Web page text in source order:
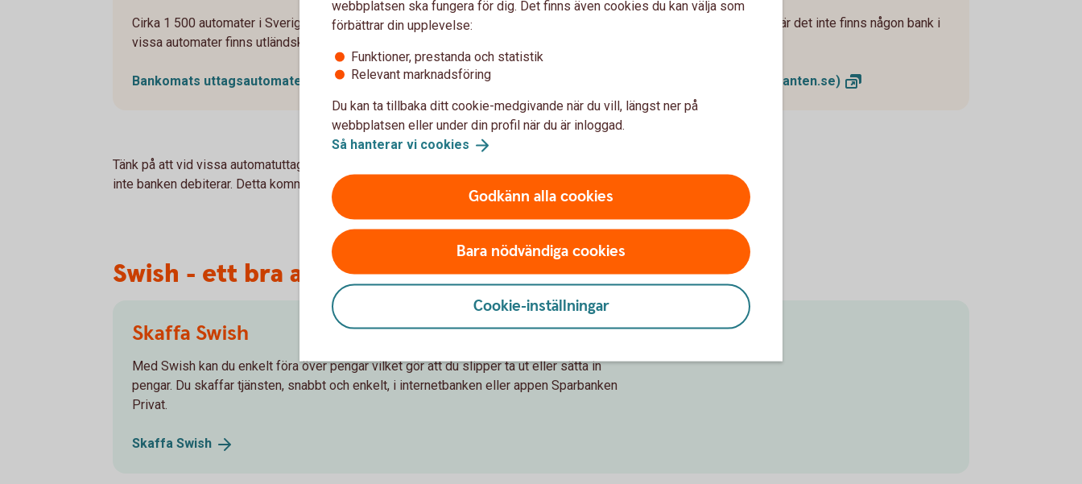
Cirka 1 500 automater i Sverige för dig som är privatkund hos oss. I
vissa automater finns utländsk valuta, såsom euro.
Bankomats uttagsautomater (bankomat.se)
Cirka 450 automater i Sverige - ofta där det inte finns någon bank i
(kontanten.se)
Tänk på att vid vissa automatuttag, även i Sverige, kan det tillkomma extra avgifter som
inte banken debiterar. Detta kommuniceras på skärmen innan du gör uttaget.
Swish - ett bra alternativ till kontanter
Skaffa Swish
Med Swish kan du enkelt föra över pengar vilket gör att du slipper ta ut eller sätta in
pengar. Du skaffar tjänsten, snabbt och enkelt, i internetbanken eller appen Sparbanken
Privat.
Skaffa Swish
webbplatsen ska fungera för dig. Det finns även cookies du kan välja som
förbättrar din upplevelse:
Funktioner, prestanda och statistik
Relevant marknadsföring
Du kan ta tillbaka ditt cookie-medgivande när du vill, längst ner på
webbplatsen eller under din profil när du är inloggad.
Så hanterar vi cookies
Godkänn alla cookies
Bara nödvändiga cookies
Cookie-inställningar